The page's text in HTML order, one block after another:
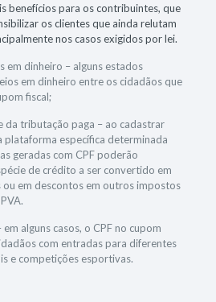
benefícios para os contribuintes, que
os clientes que ainda relutam
nos casos exigidos por lei.
em dinheiro – alguns estados
em dinheiro entre os cidadãos que
fiscal;
da tributação paga – ao cadastrar
plataforma específica determinada
geradas com CPF poderão
de crédito a ser convertido em
em descontos em outros impostos
alguns casos, o CPF no cupom
com entradas para diferentes
e competições esportivas.